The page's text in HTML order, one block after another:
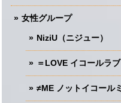
女性グループ
NiziU（ニジュー）
＝LOVE イコールラブ
≠ME ノットイコール